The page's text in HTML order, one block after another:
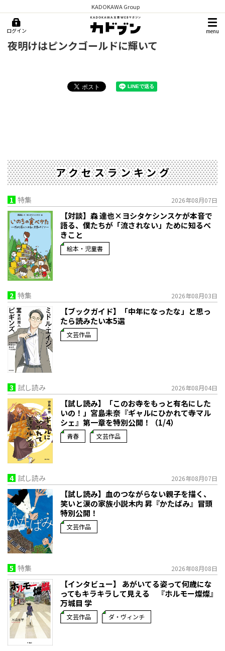
KADOKAWA Group
ログイン menu
夜明けはピンクゴールドに輝いて
アクセスランキング
1 特集 2026年08月07日
【対談】森 達也×ヨシタケシンスケが本音で
語る、僕たちが「流されない」ために知るべ
きこと
絵本・児童書
2 特集 2026年08月03日
【ブックガイド】「中年になったな」と思っ
たら読みたい本5選
文芸作品
3 試し読み 2026年08月04日
【試し読み】「このお寺をもっと有名にした
いの！」宮島未奈『ギャルにひかれて寺マル
シェ』第一章を特別公開！（1/4）
青春 文芸作品
4 試し読み 2026年08月07日
【試し読み】血のつながらない親子を描く、
笑いと涙の家族小説――木内 昇『かたばみ』冒頭
特別公開！
文芸作品
5 特集 2026年08月08日
【インタビュー】 あがいてる姿って何歳にな
ってもキラキラして見える 『ホルモー燦燦』
万城目 学
文芸作品 ダ・ヴィンチ